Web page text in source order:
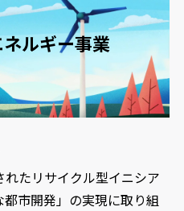
ルギー事業
たリサイクル型イニシア
市開発」の実現に取り組